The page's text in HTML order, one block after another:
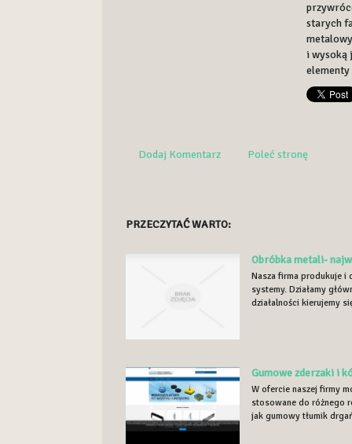
starych
i wysoką
Dodaj Komentarz Poleć stronę
PRZECZYTAĆ WARTO:
Obróbka metali-
Nasza firma produkuje i
systemy. Działamy
działalności kierujemy
Gumowe zderzaki i
W ofercie naszej firmy
stosowane do różnego
jak gumowy tłumik